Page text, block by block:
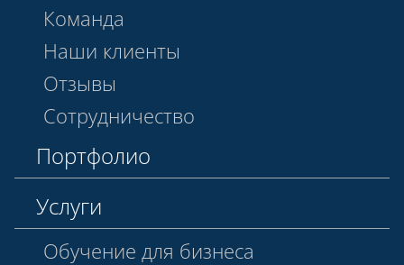
Команда
Наши клиенты
Отзывы
Сотрудничество
Портфолио
Услуги
Обучение для бизнеса